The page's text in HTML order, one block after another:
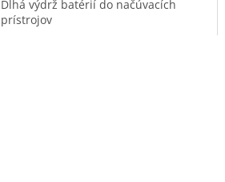
Dlhá výdrž batérií do načúvacích
prístrojov